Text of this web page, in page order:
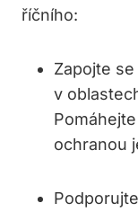
říčního:
Zapojte
v
ochranou